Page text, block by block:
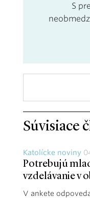
S
Súvisiace
Katolícke noviny
Potrebujú
vzdelávanie v
V ankete